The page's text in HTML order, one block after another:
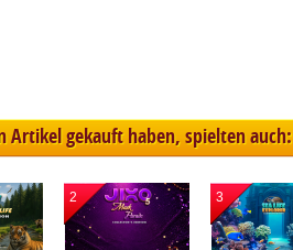
Artikel gekauft haben, spielten auch:
2 3